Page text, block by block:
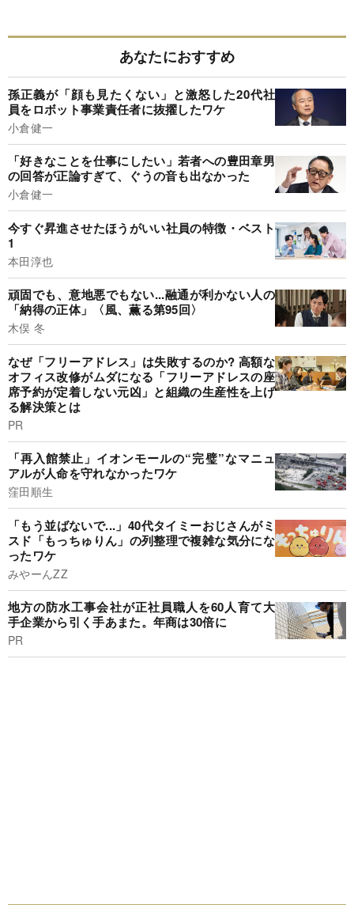
あなたにおすすめ
孫正義が「顔も見たくない」と激怒した20代社
員をロボット事業責任者に抜擢したワケ
小倉健一
「好きなことを仕事にしたい」若者への豊田章男
の回答が正論すぎて、ぐうの音も出なかった
小倉健一
今すぐ昇進させたほうがいい社員の特徴・ベスト
1
本田淳也
頑固でも、意地悪でもない...融通が利かない人の
「納得の正体」〈風、薫る第95回〉
木俣 冬
なぜ「フリーアドレス」は失敗するのか? 高額な
オフィス改修がムダになる「フリーアドレスの座
席予約が定着しない元凶」と組織の生産性を上げ
る解決策とは
PR
「再入館禁止」イオンモールの“完璧”なマニュ
アルが人命を守れなかったワケ
窪田順生
「もう並ばないで...」40代タイミーおじさんがミ
スド「もっちゅりん」の列整理で複雑な気分にな
ったワケ
みやーんZZ
地方の防水工事会社が正社員職人を60人育て大
手企業から引く手あまた。年商は30倍に
PR